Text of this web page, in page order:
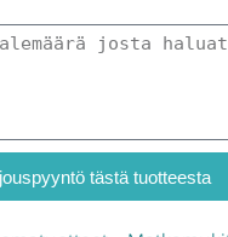
tästä tuotteesta